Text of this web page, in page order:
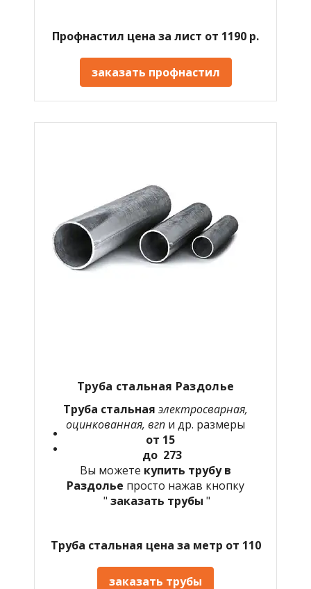
Профнастил цена за лист от 1190 р.
заказать профнастил
Труба стальная Раздолье
Труба стальная электросварная,
оцинкованная, вгп и др. размеры
от 15
до 273
Вы можете купить трубу в
Раздолье просто нажав кнопку
" заказать трубы "
Труба стальная цена за метр от 110
заказать трубы